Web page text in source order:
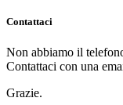
Contattaci
Non abbiamo il
Contattaci con una
Grazie.